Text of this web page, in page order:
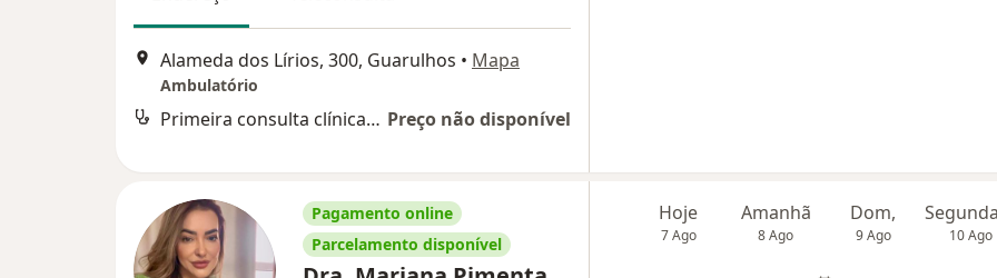
Alameda dos Lírios, 300, Guarulhos • Mapa
Ambulatório
Primeira consulta clínica médica Preço não disponível
Pagamento online
Parcelamento disponível
Hoje
7 Ago
Amanhã
8 Ago
Dom,
9 Ago 10 Ago